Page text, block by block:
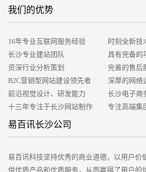
作，这是非常重要的两个方面。其实从总体
择更多的可以堪称是一种运营工作，不过需
第二、404页面
需要注意做好404页面的设计工作，这也是
工作所在。虽然说404页面是广大的用户们
之一，但是这也是每一个网站都不能够去避
我们的优势
16年专业互联网服务经验
长沙专业建站团队
资深行业分析策划
B2C营销型网站建设领先者
前沿视觉设计、研发能力
十三年专注于长沙网站制作
客户的满意是我们唯一的宗旨
时刻全新技
具有完备的
完善的售后
深厚的网络
长沙电子商
专注高端集
易百讯长沙公司
易百讯科技坚持优秀的商业道德，以用户价
供优质产品和优质服务，从而赢得了用户的
招标项目